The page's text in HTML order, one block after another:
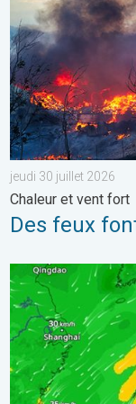
jeudi 30 juillet 2026
Chaleur et vent fort
Des feux
Le Japon prépare